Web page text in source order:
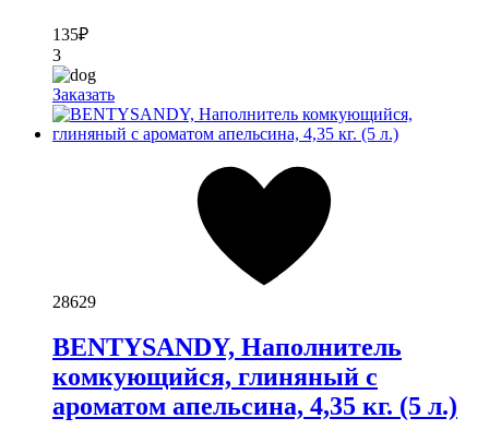
135₽
3
Заказать
28629
BENTYSANDY, Наполнитель
комкующийся, глиняный с
ароматом апельсина, 4,35 кг. (5 л.)